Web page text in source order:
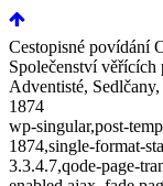
Cestopisné povídání
Společenství věřících
Adventisté,
1874
wp-singular,post-
1874,single-format-
3.3.4.7,qode-page-